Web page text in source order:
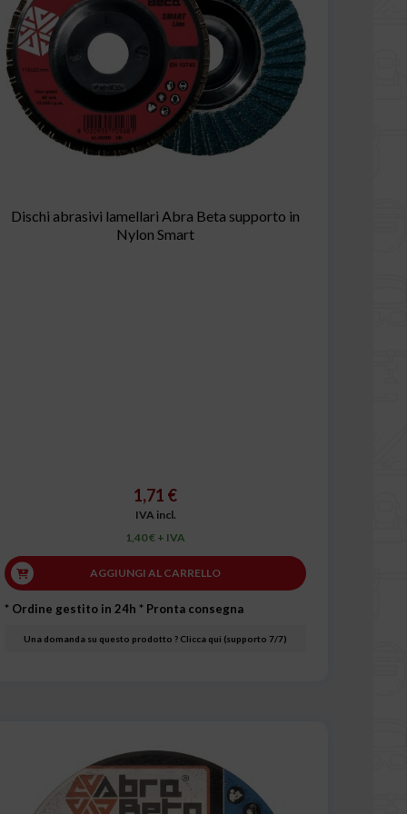
Dischi abrasivi lamellari Abra Beta supporto in
Nylon Smart
1,71 €
IVA incl.
1,40 € + IVA
AGGIUNGI AL CARRELLO
* Ordine gestito in 24h * Pronta consegna
Una domanda su questo prodotto ? Clicca qui (supporto 7/7)